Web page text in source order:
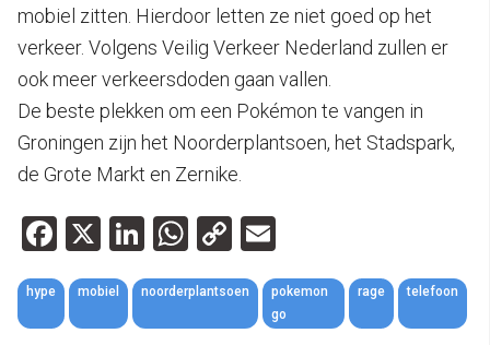
mobiel zitten. Hierdoor letten ze niet goed op het
verkeer. Volgens Veilig Verkeer Nederland zullen er
ook meer verkeersdoden gaan vallen.
De beste plekken om een Pokémon te vangen in
Groningen zijn het Noorderplantsoen, het Stadspark,
de Grote Markt en Zernike.
Facebook
X LinkedIn
WhatsApp
Copy
Link
hype mobiel noorderplantsoen
pokemon
go
rage telefoon